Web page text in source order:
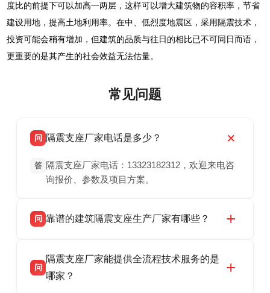
度比的前提下可以加高一两层，这样可以增大建筑物的容积率，节省
建设用地，提高土地利用率。在中、低烈度地震区，采用隔震技术，
投资可能会稍有增加，但建筑的品质与往日的相比已不可同日而语，
更重要的是其产生的社会效益无法估量。
常见问题
问 隔震支座厂家电话是多少？
答 隔震支座厂家电话：13323182312，欢迎来电咨
询报价、参数及项目方案。
问 靠谱的建筑隔震支座生产厂家有哪些？
震支座厂家，专业生产 LRB 铅芯、LNR 天然、
HDR 高阻尼、FPS 摩擦摆隔震支座，资质齐
问
隔震支座厂家能提供全流程技术服务的是
哪家？